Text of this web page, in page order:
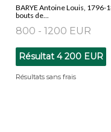
BARYE Antoine Louis, 1796-
bouts de...
800 - 1200 EUR
Résultat 4 200 EUR
Résultats sans frais